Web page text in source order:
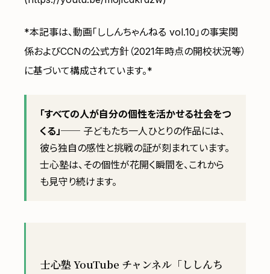
*本記事は、動画「ししんちゃんねる vol.10」の事実関
係およびCCNの公式方針（2021年時点の開校状況等）
に基づいて構成されています。*
「すべての人が自分の個性を活かせる社会をつ
くる」── 子どもたち一人ひとりの作品には、
彼ら独自の感性と挑戦の証が刻まれています。
士心塾は、その個性が花開く瞬間を、これから
も見守り続けます。
士心塾 YouTube チャンネル「ししんち